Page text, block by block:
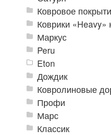
Ковровое
Коврики
Маркус
Peru
Eton
Дождик
Ковролиновые
Профи
Марс
Классик